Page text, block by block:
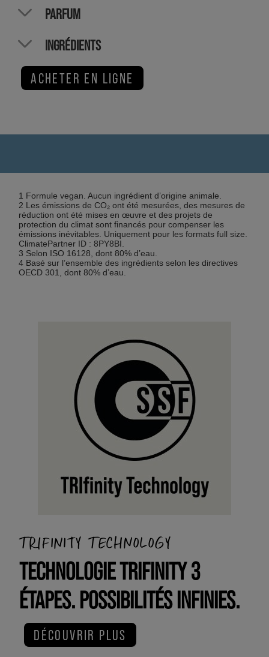
PARFUM
INGRÉDIENTS
ACHETER EN LIGNE
1 Formule vegan. Aucun ingrédient d’origine animale.
2 Les émissions de CO₂ ont été mesurées, des mesures de
réduction ont été mises en œuvre et des projets de
protection du climat sont financés pour compenser les
émissions inévitables. Uniquement pour les formats full size.
ClimatePartner ID : 8PY8BI.
3 Selon ISO 16128, dont 80% d’eau.
4 Basé sur l’ensemble des ingrédients selon les directives
OECD 301, dont 80% d’eau.
TRIFINITY TECHNOLOGY
TECHNOLOGIE TRIFINITY 3
ÉTAPES. POSSIBILITÉS INFINIES.
DÉCOUVRIR PLUS